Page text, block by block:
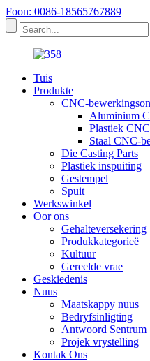
Foon: 0086-18565767889
Tuis
Produkte
CNC-
Aluminium
Plastiek
Staal CNC-
Die Casting Parts
Plastiek inspuiting
Gestempel
Spuit
Werkswinkel
Oor ons
Gehalteversekering
Produkkategorieë
Kultuur
Gereelde vrae
Geskiedenis
Nuus
Maatskappy nuus
Bedryfsinligting
Antwoord Sentrum
Projek vrystelling
Kontak Ons